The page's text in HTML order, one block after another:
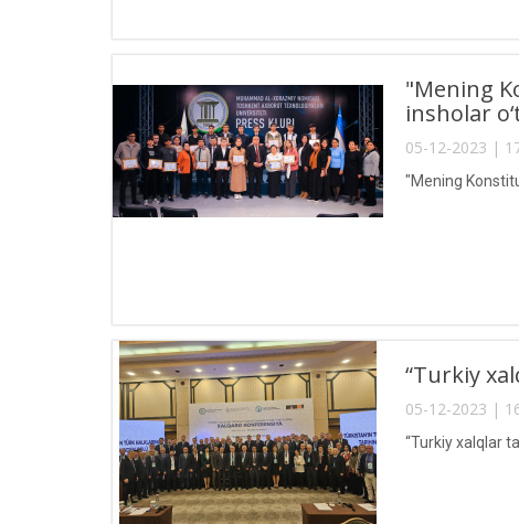
"Mening
insholar
05-12-2023 |
"Mening
“Turkiy
05-12-2023 |
“Turkiy xalqlar